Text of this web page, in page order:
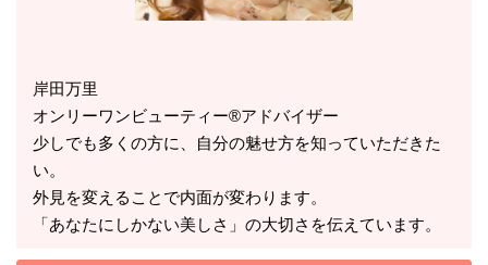
岸田万里
オンリーワンビューティー®アドバイザー
少しでも多くの方に、自分の魅せ方を知っていただきた
い。
外見を変えることで内面が変わります。
「あなたにしかない美しさ」の大切さを伝えています。